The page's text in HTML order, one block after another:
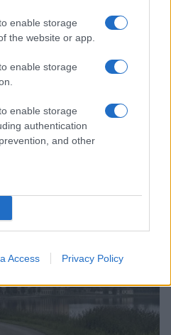
enable storage
the website or app.
enable storage
enable storage
authentication
and other
Access Privacy Policy
en las rondas
Europa League y